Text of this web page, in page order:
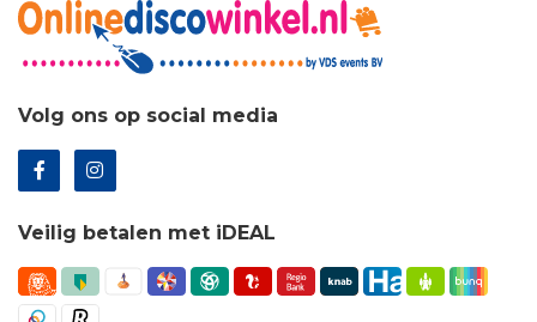
Volg ons op social media
Veilig betalen met iDEAL